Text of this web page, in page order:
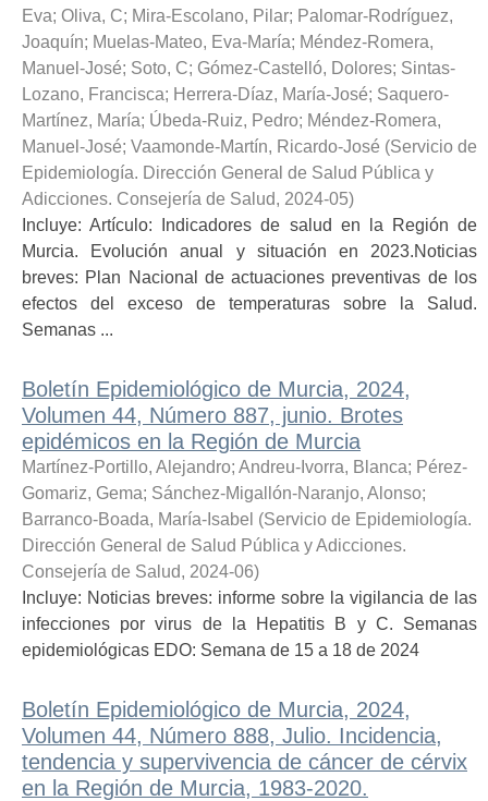
Eva; Oliva, C; Mira-Escolano, Pilar; Palomar-Rodríguez,
Joaquín; Muelas-Mateo, Eva-María; Méndez-Romera,
Manuel-José; Soto, C; Gómez-Castelló, Dolores; Sintas-
Lozano, Francisca; Herrera-Díaz, María-José; Saquero-
Martínez, María; Úbeda-Ruiz, Pedro; Méndez-Romera,
Manuel-José; Vaamonde-Martín, Ricardo-José (Servicio de
Epidemiología. Dirección General de Salud Pública y
Adicciones. Consejería de Salud, 2024-05)
Incluye: Artículo: Indicadores de salud en la Región de
Murcia. Evolución anual y situación en 2023.Noticias
breves: Plan Nacional de actuaciones preventivas de los
efectos del exceso de temperaturas sobre la Salud.
Semanas ...
Boletín Epidemiológico de Murcia, 2024,
Volumen 44, Número 887, junio. Brotes
epidémicos en la Región de Murcia
Martínez-Portillo, Alejandro; Andreu-Ivorra, Blanca; Pérez-
Gomariz, Gema; Sánchez-Migallón-Naranjo, Alonso;
Barranco-Boada, María-Isabel (Servicio de Epidemiología.
Dirección General de Salud Pública y Adicciones.
Consejería de Salud, 2024-06)
Incluye: Noticias breves: informe sobre la vigilancia de las
infecciones por virus de la Hepatitis B y C. Semanas
epidemiológicas EDO: Semana de 15 a 18 de 2024
Boletín Epidemiológico de Murcia, 2024,
Volumen 44, Número 888, Julio. Incidencia,
tendencia y supervivencia de cáncer de cérvix
en la Región de Murcia, 1983-2020.